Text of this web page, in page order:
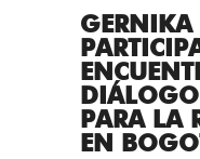
PARA LA
EN